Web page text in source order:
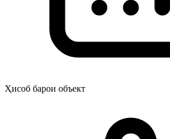
Ҳисоб барои объект